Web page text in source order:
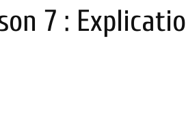
7 :